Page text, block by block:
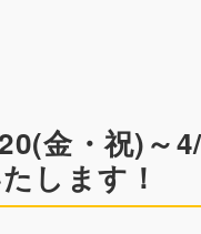
金・祝)～
します！